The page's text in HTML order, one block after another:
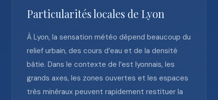
Particularités locales de Lyon
À Lyon, la sensation météo dépend beaucoup du
relief urbain, des cours d’eau et de la densité
bâtie. Dans le contexte de l’est lyonnais, les
grands axes, les zones ouvertes et les espaces
très minéraux peuvent rapidement restituer la